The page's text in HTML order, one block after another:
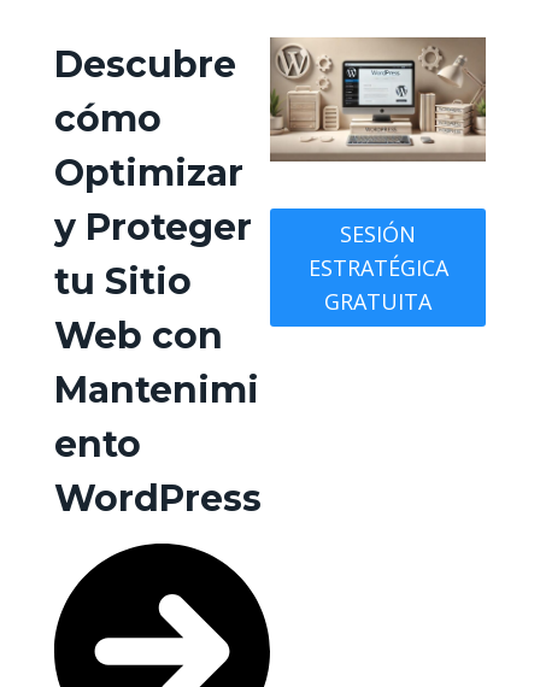
Descubre
cómo
Optimizar
y Proteger
tu Sitio
Web con
Mantenimi
ento
WordPress
SESIÓN
ESTRATÉGICA
GRATUITA